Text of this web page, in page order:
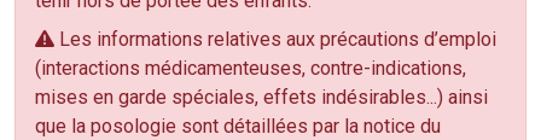
Les informations relatives aux précautions d’emploi
(interactions médicamenteuses, contre-indications,
mises en garde spéciales, effets indésirables...) ainsi
que la posologie sont détaillées par la notice du